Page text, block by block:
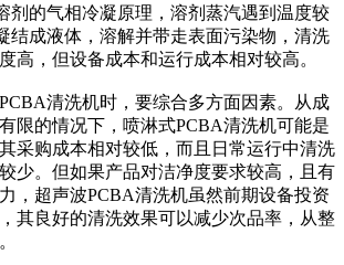
剂的气相冷凝原理，溶剂蒸汽遇到温度较
结成液体，溶解并带走表面污染物，清洗
高，但设备成本和运行成本相对较高。
PCBA清洗机时，要综合多方面因素。从成
限的情况下，喷淋式PCBA清洗机可能是
采购成本相对较低，而且日常运行中清洗
少。但如果产品对洁净度要求较高，且有
，超声波PCBA清洗机虽然前期设备投资
其良好的清洗效果可以减少次品率，从整